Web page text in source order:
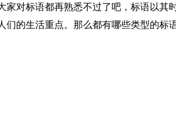
家对标语都再熟悉不过了吧，标语以其
们的生活重点。那么都有哪些类型的标